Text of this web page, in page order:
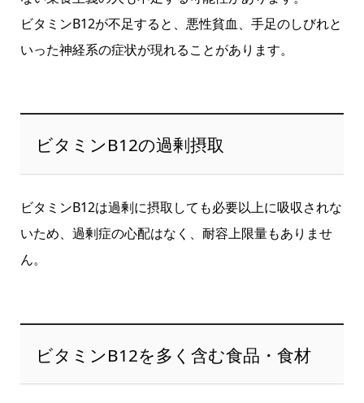
ビタミンB12が不足すると、悪性貧血、手足のしびれと
いった神経系の症状が現れることがあります。
ビタミンB12の過剰摂取
ビタミンB12は過剰に摂取しても必要以上に吸収されな
いため、過剰症の心配はなく、耐容上限量もありませ
ん。
ビタミンB12を多く含む食品・食材